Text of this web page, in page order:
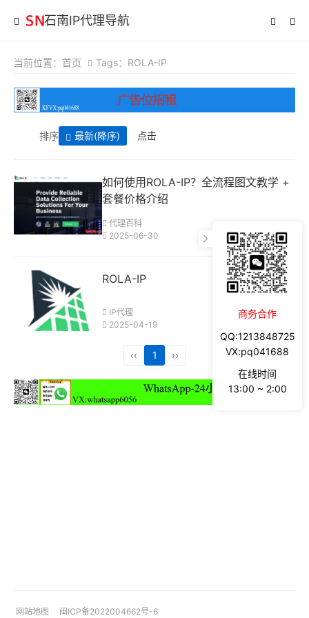
石南IP代理导航
当前位置： 首页 Tags：ROLA-IP
排序 最新(降序) 点击
如何使用ROLA-IP？全流程图文教学 +
套餐价格介绍
代理百科
2025-06-30
ROLA-IP
IP代理
2025-04-19
‹‹ 1 ››
网站地图 闽ICP备2022004662号-6
商务合作
QQ:1213848725
VX:pq041688
在线时间
13:00 ~ 2:00